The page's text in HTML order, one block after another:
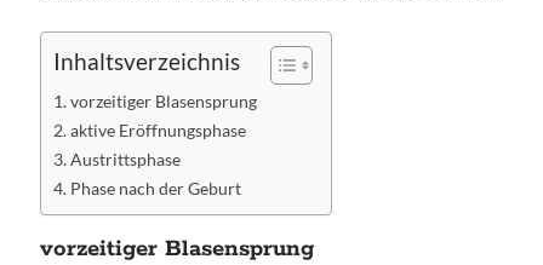
Inhaltsverzeichnis
vorzeitiger Blasensprung
aktive Eröffnungsphase
Austrittsphase
Phase nach der Geburt
vorzeitiger Blasensprung